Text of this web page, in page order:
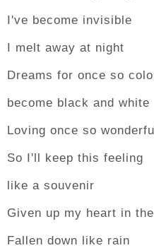
I've become invisible
I melt away at night
Dreams for once so
become black and white
Loving once so
So I'll keep this feeling
like a souvenir
Given up my heart in
Fallen down like rain